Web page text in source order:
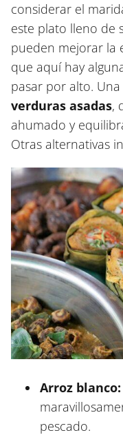
considerar el
este plato lleno de
pueden mejorar la
que aquí hay
pasar por alto.
verduras asadas,
ahumado y
Otras alternativas
Arroz blanco:
pescado.